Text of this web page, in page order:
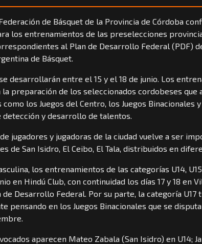
de Básquet de la Provincia de Córdoba
los entrenamientos de las preselecciones
al Plan de Desarrollo Federal (PDF)
de Básquet.
desarrollarán entre el 15 y el 18 de junio. Los
la preparación de los seleccionados cordobeses que
los Juegos del Centro, los Juegos Binacionales
detección y desarrollo de talentos.
jugadores y jugadoras de la ciudad vuelve a ser
de San Isidro, El Ceibo, El Tala, distribuidos en
los entrenamientos de las categorías U14,
en Hindú Club, con continuidad los días 17 y 18 en
Desarrollo Federal. Por su parte, la categoría U17
pensando en los Juegos Binacionales que se
aparecen Mateo Zabala (San Isidro) en U14;